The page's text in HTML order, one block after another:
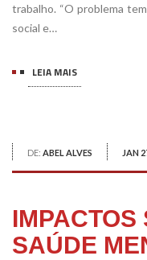
trabalho. “O problema
social e…
LEIA MAIS
DE: ABEL ALVES JAN
IMPACTOS
SAÚDE